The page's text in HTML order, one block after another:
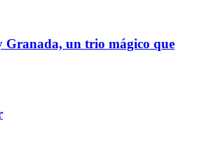
Granada, un trio mágico que